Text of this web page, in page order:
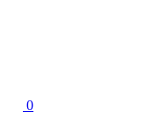
0